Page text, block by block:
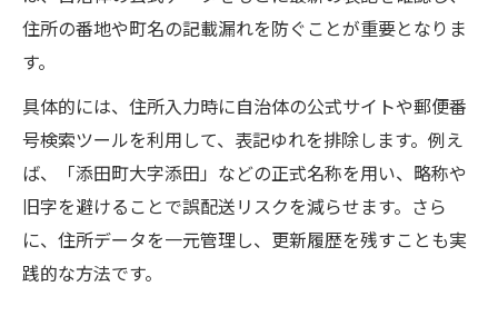
住所の番地や町名の記載漏れを防ぐことが重要となりま
す。
具体的には、住所入力時に自治体の公式サイトや郵便番
号検索ツールを利用して、表記ゆれを排除します。例え
ば、「添田町大字添田」などの正式名称を用い、略称や
旧字を避けることで誤配送リスクを減らせます。さら
に、住所データを一元管理し、更新履歴を残すことも実
践的な方法です。